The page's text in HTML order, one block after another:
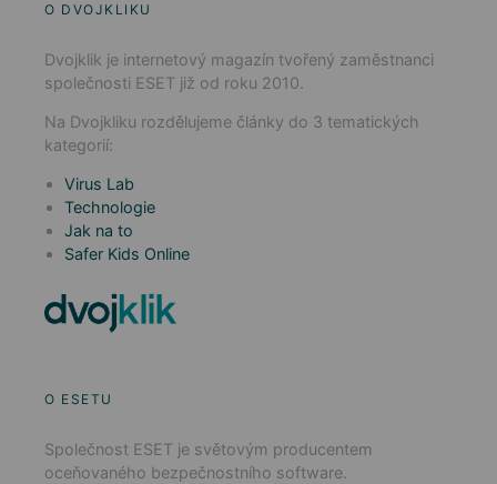
O DVOJKLIKU
Dvojklik je internetový magazín tvořený zaměstnanci
společnosti ESET již od roku 2010.
Na Dvojkliku rozdělujeme články do 3 tematických
kategorií:
Virus Lab
Technologie
Jak na to
Safer Kids Online
O ESETU
Společnost ESET je světovým producentem
oceňovaného bezpečnostního software.